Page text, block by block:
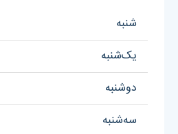
شنبه
یک‌شنبه
دوشنبه
سه‌شنبه